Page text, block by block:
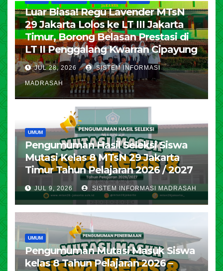
Luar Biasa! Regu Lavender MTsN
29 Jakarta Lolos ke LT III Jakarta
Timur, Borong Belasan Prestasi di
LT II Penggalang Kwarran Cipayung
JUL 28, 2026 SISTEM INFORMASI
MADRASAH
UMUM
Pengumuman Hasil Seleksi Siswa
Mutasi Kelas 8 MTsN 29 Jakarta
Timur Tahun Pelajaran 2026 / 2027
JUL 9, 2026 SISTEM INFORMASI MADRASAH
UMUM
Pengumuman Mutasi Masuk Siswa
kelas 8 Tahun Pelajaran 2026 –